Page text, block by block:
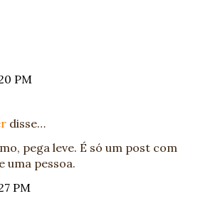
PM
disse…
pega leve. É só um post com
uma pessoa.
PM